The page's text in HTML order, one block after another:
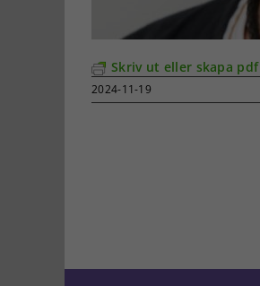
Skriv ut eller skapa pdf
2024-11-19